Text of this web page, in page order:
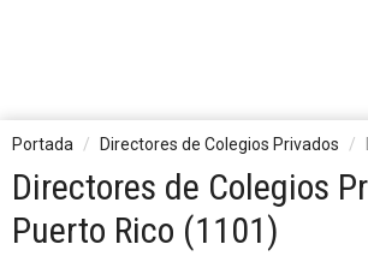
Portada Directores de Colegios Privados
Directores de Colegios
Puerto Rico (1101)